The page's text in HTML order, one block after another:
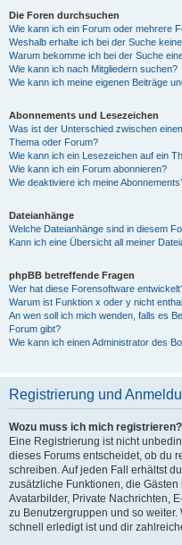
Die Foren durchsuchen
Wie kann ich ein Forum oder mehrere
Weshalb erhalte ich bei der Suche
Warum bekomme ich bei der Suche
Wie kann ich nach Mitgliedern suchen?
Wie kann ich meine eigenen Beiträge
Abonnements und Lesezeichen
Was ist der Unterschied zwischen
Thema oder Forum?
Wie kann ich ein Lesezeichen auf ein
Wie kann ich ein Forum abonnieren?
Wie deaktiviere ich meine
Dateianhänge
Welche Dateianhänge sind in diesem
Kann ich eine Übersicht all meiner
phpBB betreffende Fragen
Wer hat diese Forensoftware
Warum ist Funktion x oder y nicht
An wen soll ich mich wenden, falls es
Forum gibt?
Wie kann ich einen Administrator des
Registrierung und
Wozu muss ich mich registrieren?
Eine Registrierung ist nicht
dieses Forums entscheidet, ob du
schreiben. Auf jeden Fall erhältst
zusätzliche Funktionen, die
Avatarbilder, Private Nachrichten,
zu Benutzergruppen und so
schnell erledigt ist und dir